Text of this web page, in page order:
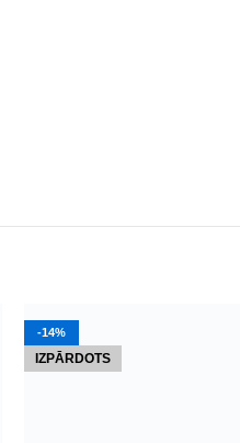
-14%
IZPĀRDOTS